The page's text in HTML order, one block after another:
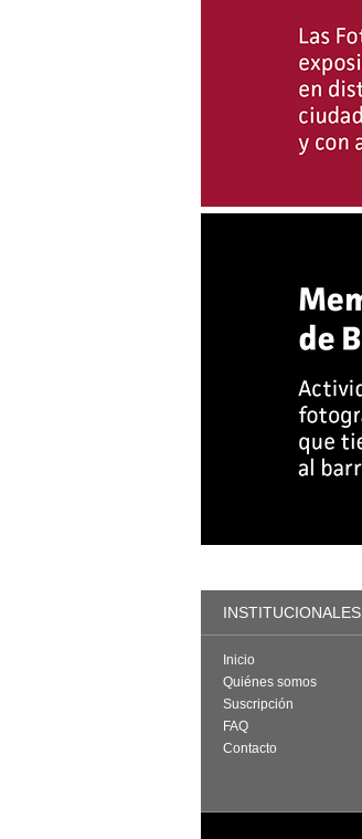
INSTITUCIONALES
Inicio
Quiénes somos
Suscripción
FAQ
Contacto